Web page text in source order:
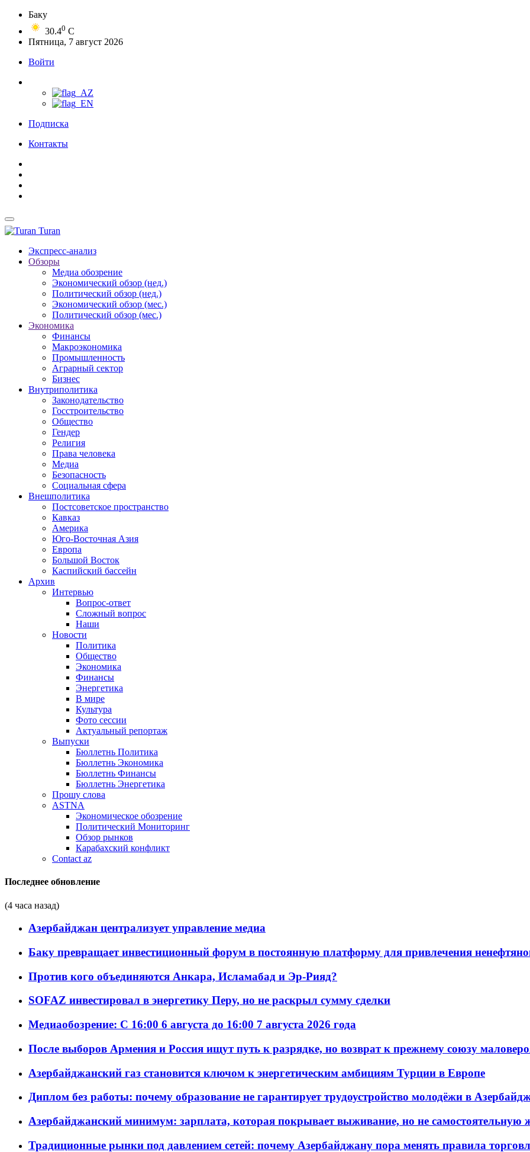
Баку
30.40 C
Пятница, 7 август 2026
Войти
Подписка
Контакты
Turan
Экспресс-анализ
Обзоры
Медиа обозрение
Экономический обзор (нед.)
Политический обзор (нед.)
Экономический обзор (мес.)
Политический обзор (мес.)
Экономика
Финансы
Макроэкономика
Промышленность
Аграрный сектор
Бизнес
Внутриполитика
Законодательство
Госстроительство
Общество
Гендер
Религия
Права человека
Медиа
Безопасность
Социальная сфера
Внешполитика
Постсоветское пространство
Кавказ
Америка
Юго-Восточная Азия
Европа
Большой Восток
Каспийский бассейн
Архив
Интервью
Вопрос-ответ
Сложный вопрос
Наши
Новости
Политика
Общество
Экономика
Финансы
Энергетика
В мире
Культура
Фото сессии
Актуальный репортаж
Выпуски
Бюллетнь Политика
Бюллетнь Экономика
Бюллетнь Финансы
Бюллетнь Энергетика
Прошу слова
ASTNA
Экономическое обозрение
Политический Мониторинг
Обзор рынков
Карабахский конфликт
Contact az
Последнее обновление
(4 часа назад)
Азербайджан централизует управление медиа
Баку превращает инвестиционный форум в постоянную платформу для привлечения
Против кого объединяются Анкара, Исламабад и Эр-Рияд?
SOFAZ инвестировал в энергетику Перу, но не раскрыл сумму сделки
Медиаобозрение: С 16:00 6 августа до 16:00 7 августа 2026 года
После выборов Армения и Россия ищут путь к разрядке, но возврат к прежнему союзу
Азербайджанский газ становится ключом к энергетическим амбициям Турции в Европе
Диплом без работы: почему образование не гарантирует трудоустройство молодёжи в
Азербайджанский минимум: зарплата, которая покрывает выживание, но не самостоятельную
Традиционные рынки под давлением сетей: почему Азербайджану пора менять правила